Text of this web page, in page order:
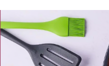
Matière : SAN
Lavable au lave-vaisselle
Mastrad